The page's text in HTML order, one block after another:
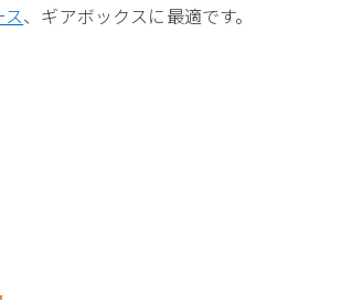
、ギアボックスに最適です。